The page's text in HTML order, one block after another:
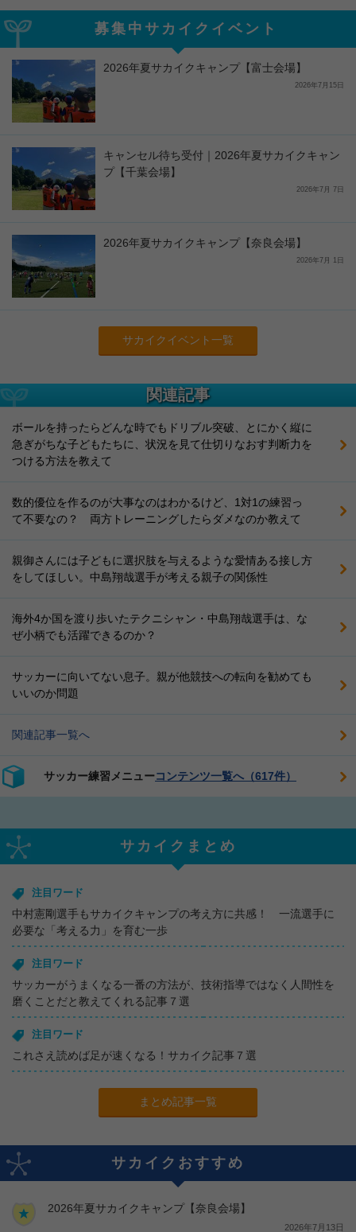
募集中サカイクイベント
2026年夏サカイクキャンプ【富士会場】
2026年7月15日
キャンセル待ち受付｜2026年夏サカイクキャン
プ【千葉会場】
2026年7月 7日
2026年夏サカイクキャンプ【奈良会場】
2026年7月 1日
サカイクイベント一覧
関連記事
ボールを持ったらどんな時でもドリブル突破、とにかく縦に
急ぎがちな子どもたちに、状況を見て仕切りなおす判断力を
つける方法を教えて
数的優位を作るのが大事なのはわかるけど、1対1の練習っ
て不要なの？ 両方トレーニングしたらダメなのか教えて
親御さんには子どもに選択肢を与えるような愛情ある接し方
をしてほしい。中島翔哉選手が考える親子の関係性
海外4か国を渡り歩いたテクニシャン・中島翔哉選手は、な
ぜ小柄でも活躍できるのか？
サッカーに向いてない息子。親が他競技への転向を勧めても
いいのか問題
関連記事一覧へ
サッカー練習メニューコンテンツ一覧へ（617件）
サカイクまとめ
注目ワード
中村憲剛選手もサカイクキャンプの考え方に共感！ 一流選手に
必要な「考える力」を育む一歩
注目ワード
サッカーがうまくなる一番の方法が、技術指導ではなく人間性を
磨くことだと教えてくれる記事７選
注目ワード
これさえ読めば足が速くなる！サカイク記事７選
まとめ記事一覧
サカイクおすすめ
2026年夏サカイクキャンプ【奈良会場】
2026年7月13日